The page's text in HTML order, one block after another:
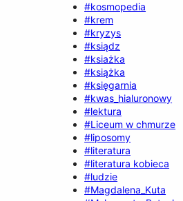
#kosmopedia
#krem
#kryzys
#ksiądz
#ksiażka
#książka
#księgarnia
#kwas_hialuronowy
#lektura
#Liceum w chmurze
#liposomy
#literatura
#literatura kobieca
#ludzie
#Magdalena_Kuta